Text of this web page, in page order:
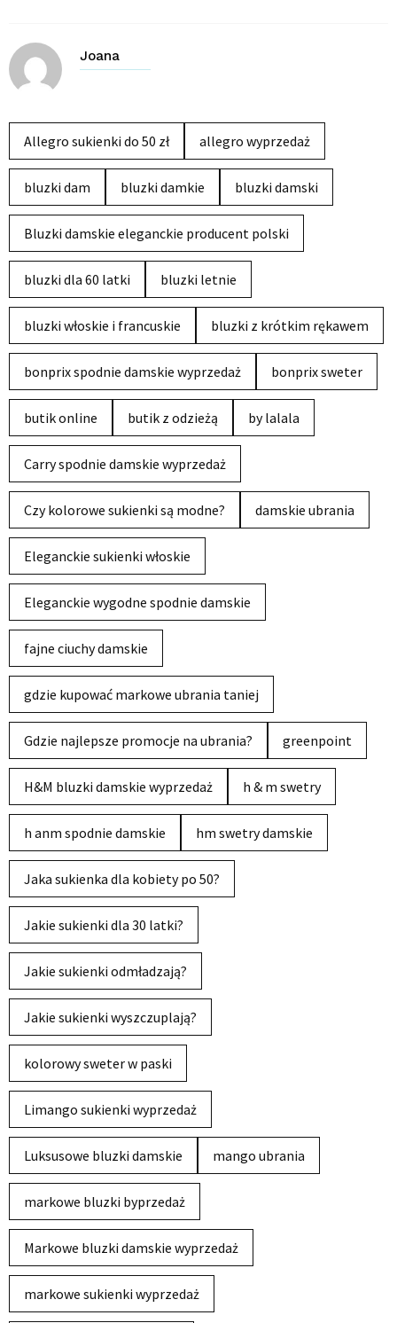
Joana
Allegro sukienki do 50 zł allegro wyprzedaż
bluzki dam bluzki damkie bluzki damski
Bluzki damskie eleganckie producent polski
bluzki dla 60 latki bluzki letnie
bluzki włoskie i francuskie bluzki z krótkim rękawem
bonprix spodnie damskie wyprzedaż bonprix sweter
butik online butik z odzieżą by lalala
Carry spodnie damskie wyprzedaż
Czy kolorowe sukienki są modne? damskie ubrania
Eleganckie sukienki włoskie
Eleganckie wygodne spodnie damskie
fajne ciuchy damskie
gdzie kupować markowe ubrania taniej
Gdzie najlepsze promocje na ubrania? greenpoint
H&M bluzki damskie wyprzedaż h & m swetry
h anm spodnie damskie hm swetry damskie
Jaka sukienka dla kobiety po 50?
Jakie sukienki dla 30 latki?
Jakie sukienki odmładzają?
Jakie sukienki wyszczuplają?
kolorowy sweter w paski
Limango sukienki wyprzedaż
Luksusowe bluzki damskie mango ubrania
markowe bluzki byprzedaż
Markowe bluzki damskie wyprzedaż
markowe sukienki wyprzedaż